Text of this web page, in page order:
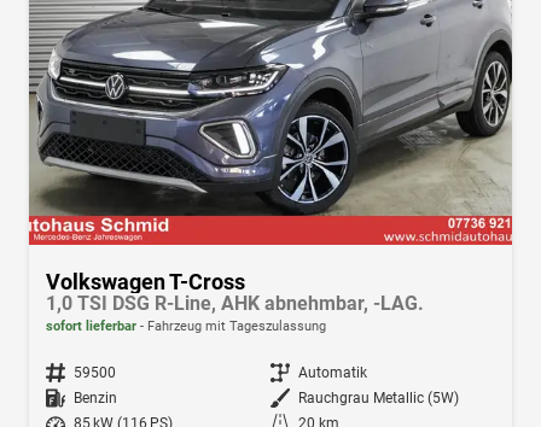
Volkswagen T-Cross
1,0 TSI DSG R-Line, AHK abnehmbar, -LAG.
sofort lieferbar Fahrzeug mit Tageszulassung
Fahrzeugnr. 59500 Getriebe Automatik
Kraftstoff Benzin Außenfarbe Rauchgrau Metallic (5W)
Leistung
85 kW (116 PS) Kilometerstand 20 km